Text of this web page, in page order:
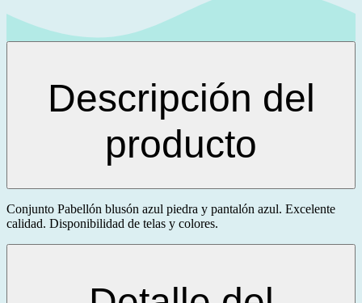
Descripción del
producto
Conjunto Pabellón blusón azul piedra y pantalón azul. Excelente
calidad. Disponibilidad de telas y colores.